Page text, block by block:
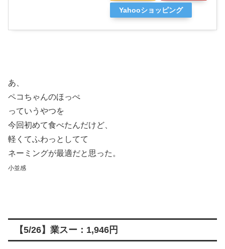
Yahooショッピング
あ、
ペコちゃんのほっぺ
っていうやつを
今回初めて食べたんだけど、
軽くてふわっとしてて
ネーミングが最適だと思った。
小並感
【5/26】業スー：1,946円